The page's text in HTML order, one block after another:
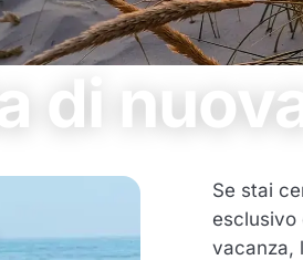
di
Se stai
esclusivo
vacanza,